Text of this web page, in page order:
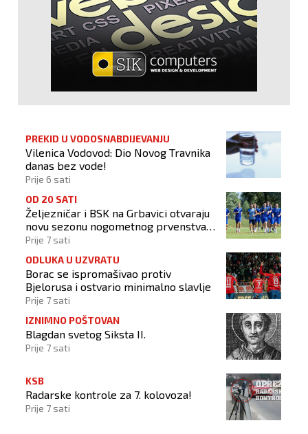
PREKID U VODOSNABDIJEVANJU
Vilenica Vodovod: Dio Novog Travnika
danas bez vode!
Prije 6 sati
OD 20 SATI
Željezničar i BSK na Grbavici otvaraju
novu sezonu nogometnog prvenstva
BiH
Prije 7 sati
ODLUKA U UZVRATU
Borac se ispromašivao protiv
Bjelorusa i ostvario minimalno slavlje
Prije 7 sati
IZNIMNO POŠTOVAN
Blagdan svetog Siksta II.
Prije 7 sati
KSB
Radarske kontrole za 7. kolovoza!
Prije 7 sati